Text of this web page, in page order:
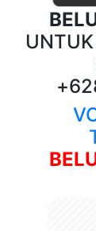
UNTUK